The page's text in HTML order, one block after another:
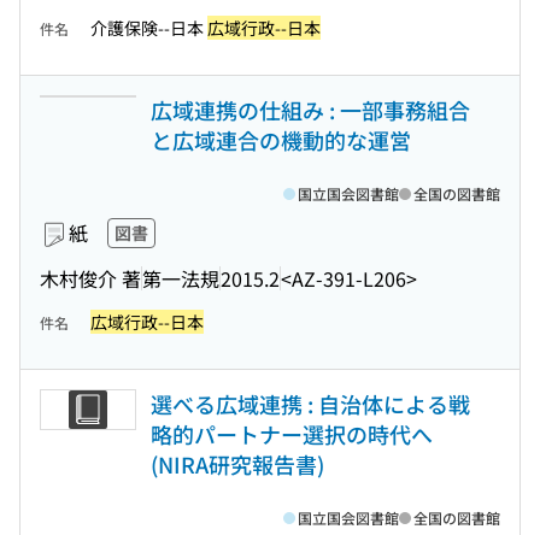
件名 介護保険--日本広域行政--日本
広域連携の仕組み : 一部事務組合
と広域連合の機動的な運営
紙 図書
木村俊介 著第一法規2015.2<AZ-391-L206>
国立国会図書館 全国の図書館
件名 広域行政--日本
選べる広域連携 : 自治体による戦
略的パートナー選択の時代へ
(NIRA研究報告書)
国立国会図書館 全国の図書館